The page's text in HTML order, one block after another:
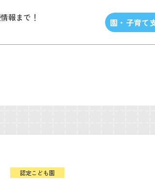
報まで！
園・子育て
認定こども園